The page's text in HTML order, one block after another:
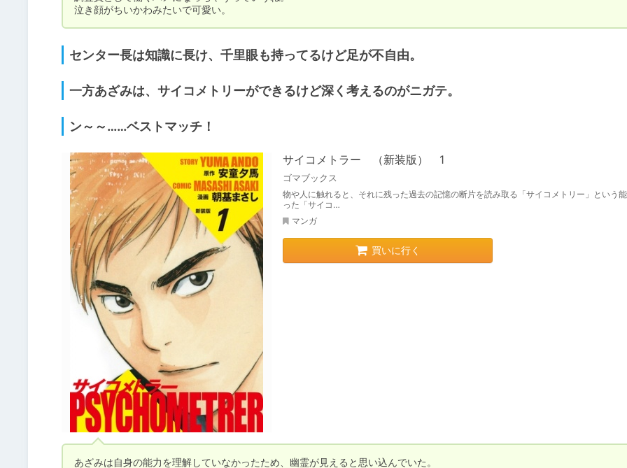
泣き顔がちいかわみたいで可愛い。
センター長は知識に長け、千里眼も持ってるけど足が不自由。
一方あざみは、サイコメトリーができるけど深く考えるのがニガテ。
ン～～……ベストマッチ！
サイコメトラー （新装版） 1
ゴマブックス
物や人に触れると、それに残った過去の記憶の断片を読み取る「サイコメトリー」という
った「サイコ…
マンガ
買いに行く
あざみは自身の能力を理解していなかったため、幽霊が見えると思い込んでいた。